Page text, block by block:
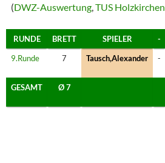
(DWZ-Auswertung,TUS Holzkirchen
RUNDE BRETT SPIELER -
9.Runde
7 Tausch,Alexander -
GESAMT
Ø 7